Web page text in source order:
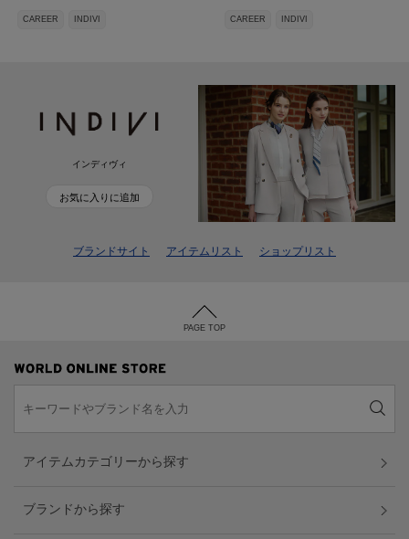
CAREER INDIVI CAREER INDIVI
インディヴィ
お気に入りに追加
ブランドサイト アイテムリスト ショップリスト
PAGE TOP
アイテムカテゴリーから探す
ブランドから探す